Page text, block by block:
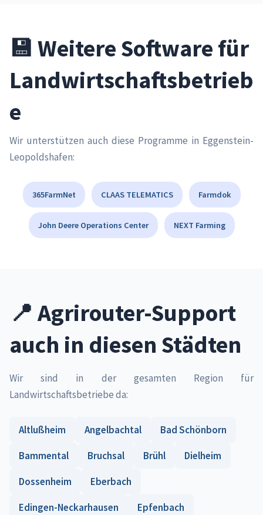
💾 Weitere Software für
Landwirtschaftsbetrieb
e
Wir unterstützen auch diese Programme in Eggenstein-
Leopoldshafen:
365FarmNet CLAAS TELEMATICS Farmdok
John Deere Operations Center NEXT Farming
📍 Agrirouter-Support
auch in diesen Städten
Wir sind in der gesamten Region für
Landwirtschaftsbetriebe da:
Altlußheim Angelbachtal
Bad Schönborn
Bammental
Bruchsal Brühl
Dielheim
Dossenheim
Eberbach
Edingen-Neckarhausen
Epfenbach